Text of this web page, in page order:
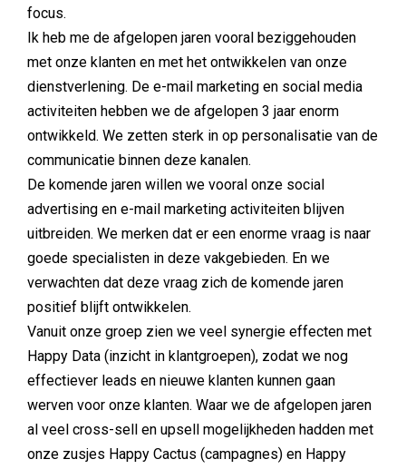
focus.
Ik heb me de afgelopen jaren vooral beziggehouden
met onze klanten en met het ontwikkelen van onze
dienstverlening. De e-mail marketing en social media
activiteiten hebben we de afgelopen 3 jaar enorm
ontwikkeld. We zetten sterk in op personalisatie van de
communicatie binnen deze kanalen.
De komende jaren willen we vooral onze social
advertising en e-mail marketing activiteiten blijven
uitbreiden. We merken dat er een enorme vraag is naar
goede specialisten in deze vakgebieden. En we
verwachten dat deze vraag zich de komende jaren
positief blijft ontwikkelen.
Vanuit onze groep zien we veel synergie effecten met
Happy Data (inzicht in klantgroepen), zodat we nog
effectiever leads en nieuwe klanten kunnen gaan
werven voor onze klanten. Waar we de afgelopen jaren
al veel cross-sell en upsell mogelijkheden hadden met
onze zusjes Happy Cactus (campagnes) en Happy